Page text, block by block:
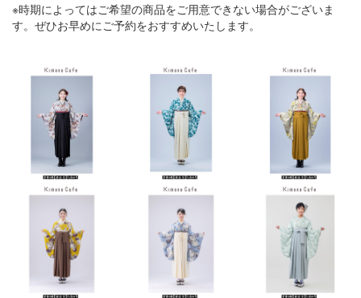
※時期によってはご希望の商品をご用意できない場合がございま
す。ぜひお早めにご予約をおすすめいたします。